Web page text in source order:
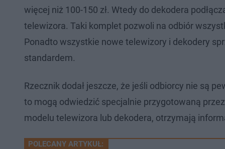
więcej niż 100-150 zł. Wtedy do dekodera
telewizora. Taki komplet pozwoli na odbiór
Ponadto wszystkie nowe telewizory i dekodery
standardem.
Rzecznik dodał jeszcze, że jeśli odbiorcy nie są
to mogą odwiedzić specjalnie przygotowaną
modelu telewizora lub dekodera, otrzymają
POLECANY ARTYKUŁ: